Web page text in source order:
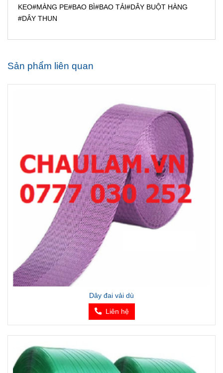
KEO#MÀNG PE#BAO BÌ#BAO TẢI#DÂY BUỘT HÀNG
#DÂY THUN
Sản phẩm liên quan
Dây đai vải dù
Liên hệ